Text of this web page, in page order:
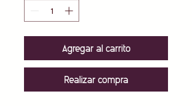
Agregar al carrito
Realizar compra